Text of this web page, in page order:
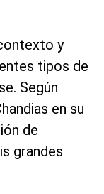
y
tipos de
Según
en su
de
grandes